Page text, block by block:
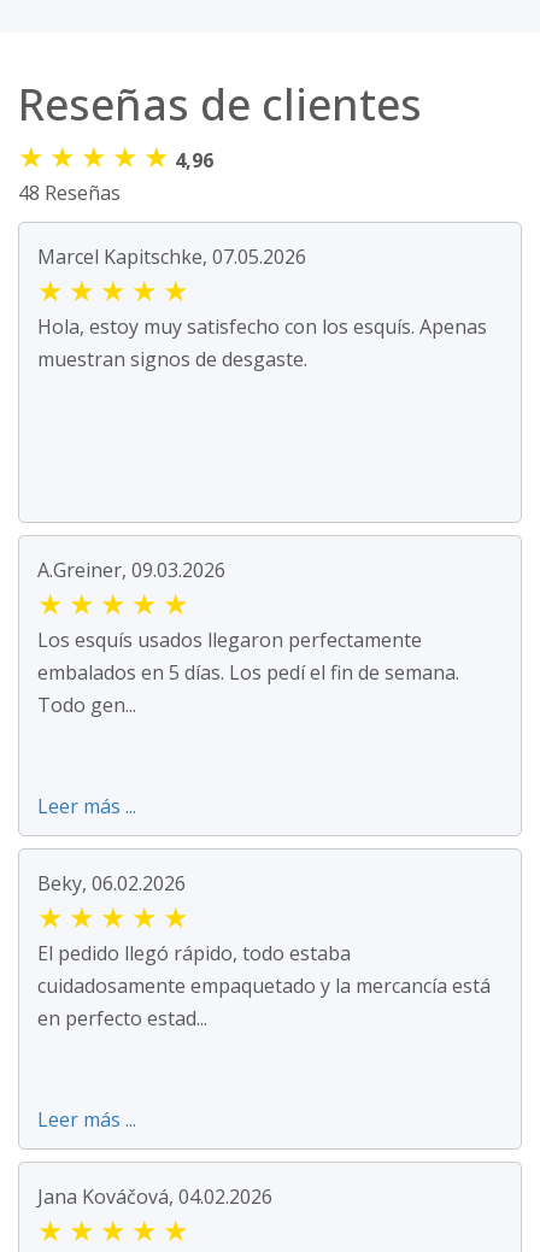
Reseñas de clientes
★ ★ ★ ★ ★ 4,96
48 Reseñas
Marcel Kapitschke, 07.05.2026
★ ★ ★ ★ ★
Hola, estoy muy satisfecho con los esquís. Apenas
muestran signos de desgaste.
A.Greiner, 09.03.2026
★ ★ ★ ★ ★
Los esquís usados llegaron perfectamente
embalados en 5 días. Los pedí el fin de semana.
Todo gen...
Leer más ...
Beky, 06.02.2026
★ ★ ★ ★ ★
El pedido llegó rápido, todo estaba
cuidadosamente empaquetado y la mercancía está
en perfecto estad...
Leer más ...
Jana Kováčová, 04.02.2026
★ ★ ★ ★ ★